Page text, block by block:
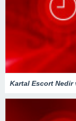
Kartal Escort Nedir